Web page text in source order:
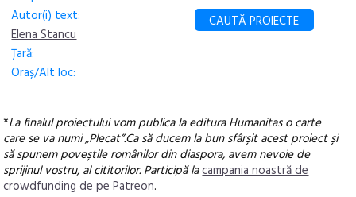
Autor(i) text:
Elena Stancu
Țară:
Oraș/Alt loc:
CAUTĂ PROIECTE
*La finalul proiectului vom publica la editura Humanitas o carte
care se va numi „Plecat”.Ca să ducem la bun sfârșit acest proiect și
să spunem poveștile românilor din diaspora, avem nevoie de
sprijinul vostru, al cititorilor. Participă lacampania noastră de
crowdfunding de pe Patreon.